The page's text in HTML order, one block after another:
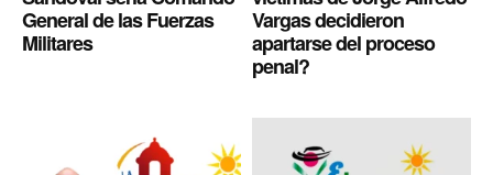
General de las Fuerzas
Militares
Vargas decidieron
apartarse del proceso
penal?